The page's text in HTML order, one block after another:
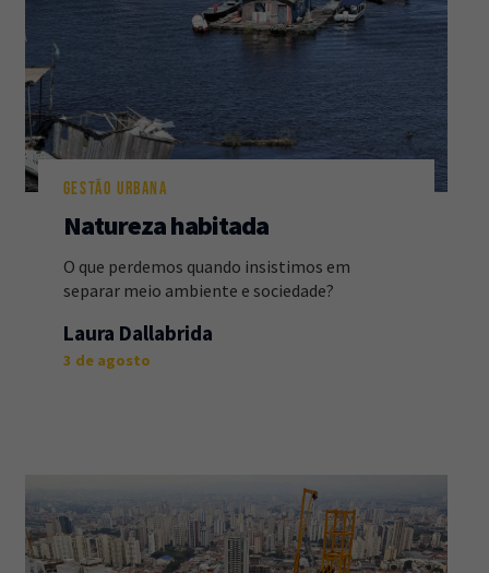
GESTÃO URBANA
Natureza habitada
O que perdemos quando insistimos em
separar meio ambiente e sociedade?
Laura Dallabrida
3 de agosto